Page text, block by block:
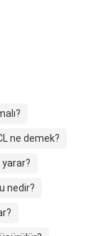
ne demek?
yarar?
nedir?